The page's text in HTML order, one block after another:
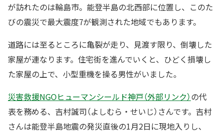
が訪れたのは輪島市。能登半島の北西部に位置し、このた
びの震災で最大震度7が観測された地域でもあります。
道路には至るところに亀裂が走り、見渡す限り、倒壊した
家屋が連なります。住宅街を進んでいくと、ひどく損壊し
た家屋の上で、小型重機を操る男性がいました。
災害救援NGOヒューマンシールド神戸（外部リンク）の代
表を務める、吉村誠司（よしむら・せいじ）さんです。吉村
さんは能登半島地震の発災直後の1月2日に現地入りし、